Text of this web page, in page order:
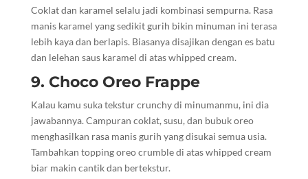
Coklat dan karamel selalu jadi kombinasi sempurna. Rasa
manis karamel yang sedikit gurih bikin minuman ini terasa
lebih kaya dan berlapis. Biasanya disajikan dengan es batu
dan lelehan saus karamel di atas whipped cream.
9. Choco Oreo Frappe
Kalau kamu suka tekstur crunchy di minumanmu, ini dia
jawabannya. Campuran coklat, susu, dan bubuk oreo
menghasilkan rasa manis gurih yang disukai semua usia.
Tambahkan topping oreo crumble di atas whipped cream
biar makin cantik dan bertekstur.